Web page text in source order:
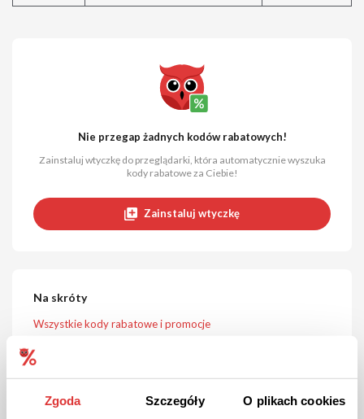
Zgoda Szczegóły O plikach cookies
Nie przegap żadnych kodów rabatowych!
Zainstaluj wtyczkę do przeglądarki, która automatycznie wyszuka
kody rabatowe za Ciebie!
Zainstaluj wtyczkę
Na skróty
Wszystkie kody rabatowe i promocje
Najpopularniejsze kody rabatowe
Najczęściej zadawane pytania